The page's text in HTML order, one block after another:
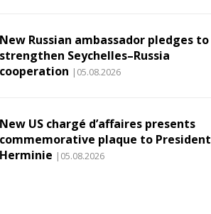
New Russian ambassador pledges to
strengthen Seychelles–Russia
cooperation |05.08.2026
New US chargé d’affaires presents
commemorative plaque to President
Herminie |05.08.2026